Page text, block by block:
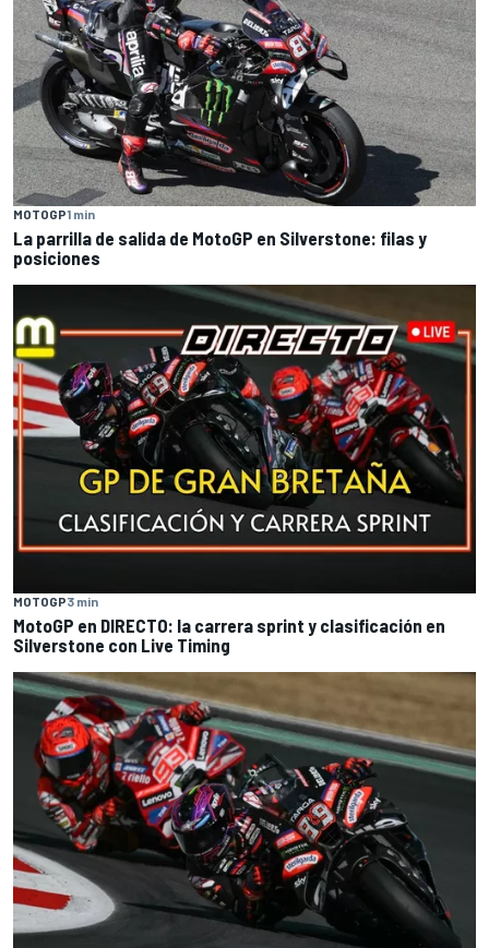
MOTOGP1 min
La parrilla de salida de MotoGP en Silverstone: filas y
posiciones
MOTOGP3 min
MotoGP en DIRECTO: la carrera sprint y clasificación en
Silverstone con Live Timing